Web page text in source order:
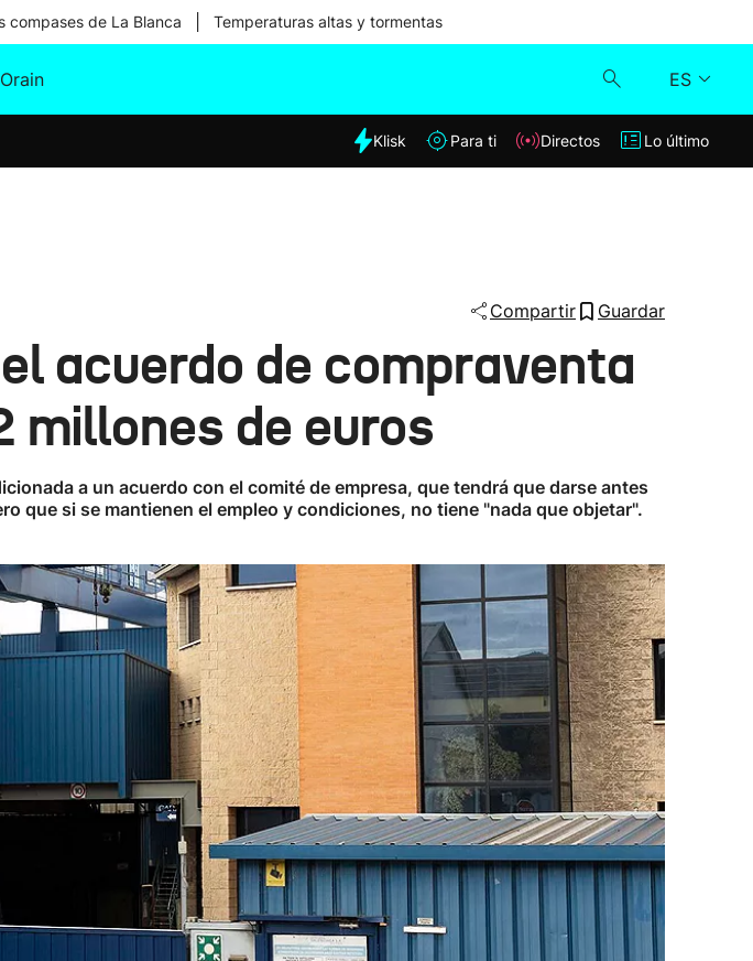
compases de La Blanca Temperaturas altas y tormentas
ES
Klisk
Lo último
Klisk Para ti Directos Lo último
Compartir Guardar
acuerdo de compraventa
millones de euros
a un acuerdo con el comité de empresa, que tendrá que darse antes
que si se mantienen el empleo y condiciones, no tiene "nada que objetar".